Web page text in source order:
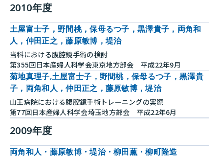
2010年度
土屋富士子，野間桃，保母るつ子，黒澤貴子，両角和
人，仲田正之，藤原敏博，堤治
当科における腹腔鏡手術の検討
第355回日本産婦人科学会東京地方部会 平成22年9月
菊地真理子,土屋富士子，野間桃，保母るつ子，黒澤貴
子，両角和人，仲田正之，藤原敏博，堤治
山王病院における腹腔鏡手術トレーニングの実際
第77回日本産婦人科学会埼玉地方部会 平成22年6月
2009年度
両角和人・藤原敏博・堤治・柳田薫・柳町隆造